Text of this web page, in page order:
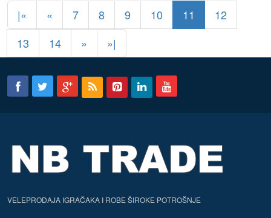
|« « 7 8 9 10 11
12
13
14 » »|
VELEPRODAJA IGRAČAKA I ROBE ŠIROKE POTROŠNJE